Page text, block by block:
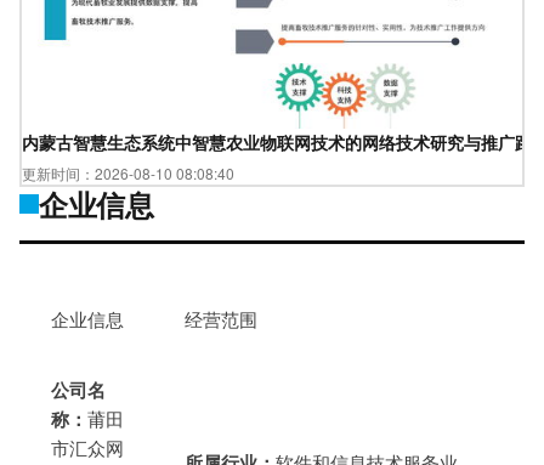
内蒙古智慧生态系统中智慧农业物联网技术的网络技术研究与推广路
更新时间：2026-08-10 08:08:40
企业信息
企业信息 经营范围
公司名
称： 莆田
市汇众网